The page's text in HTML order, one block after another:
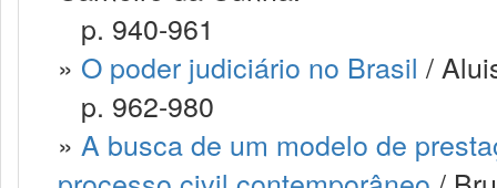
p. 940-961
» O poder judiciário no Brasil /
p. 962-980
» A busca de um modelo de